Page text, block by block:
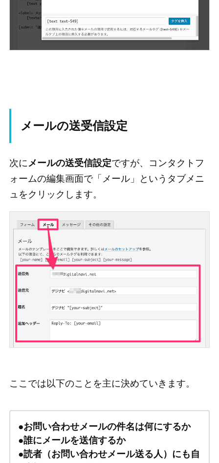
メールの送受信設定
次に メールの送受信設定ですが、コンタクトフ
ォームの編集画面で「メール」というタブメニ
ュをクリックします。
ここでは以下のことを主に決めていきます。
●お問い合わせメールの件名は何にするか
●誰にメールを送信するか
●読者（お問い合わせメール送る人）にも自